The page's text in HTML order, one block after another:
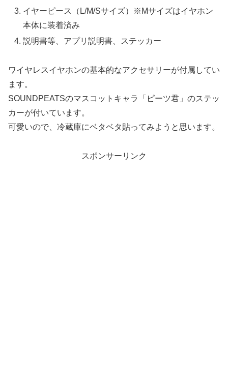
イヤーピース（L/M/Sサイズ）※Mサイズはイヤホン
本体に装着済み
説明書等、アプリ説明書、ステッカー
ワイヤレスイヤホンの基本的なアクセサリーが付属してい
ます。
SOUNDPEATSのマスコットキャラ「ピーツ君」のステッ
カーが付いています。
可愛いので、冷蔵庫にベタベタ貼ってみようと思います。
スポンサーリンク